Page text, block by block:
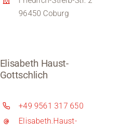
96450 Coburg
Elisabeth Haust-
Gottschlich
+49 9561 317 650
Elisabeth.Haust-